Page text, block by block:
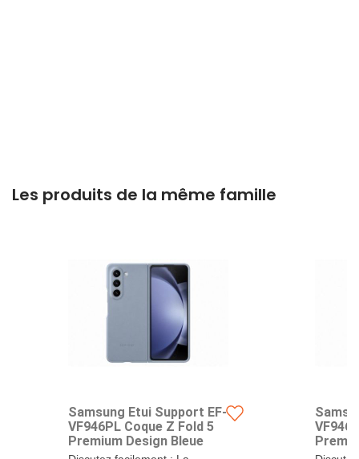
Les produits de la même famille
Samsung Etui Support EF-
VF946PL Coque Z Fold 5
Premium Design Bleue